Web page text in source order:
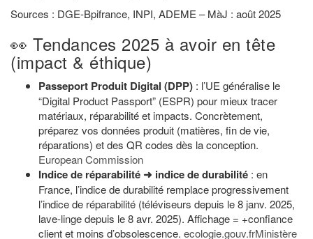
Sources : DGE-Bpifrance, INPI, ADEME – MàJ : août 2025
👀 Tendances 2025 à avoir en tête
(impact & éthique)
Passeport Produit Digital (DPP) : l’UE généralise le
“Digital Product Passport” (ESPR) pour mieux tracer
matériaux, réparabilité et impacts. Concrètement,
préparez vos données produit (matières, fin de vie,
réparations) et des QR codes dès la conception.
European Commission
Indice de réparabilité ➜ indice de durabilité : en
France, l’indice de durabilité remplace progressivement
l’indice de réparabilité (téléviseurs depuis le 8 janv. 2025,
lave-linge depuis le 8 avr. 2025). Affichage = +confiance
client et moins d’obsolescence. ecologie.gouv.frMinistère